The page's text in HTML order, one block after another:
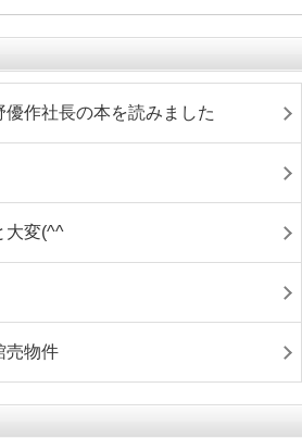
作社長の本を読みました
変(^^ゞ
売物件